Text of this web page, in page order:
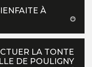
À
LA TONTE
DE POULIGNY